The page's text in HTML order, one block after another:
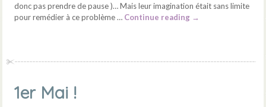
donc pas prendre de pause )… Mais leur imagination était sans limite
pour remédier à ce problème … Continue reading →
1er Mai !